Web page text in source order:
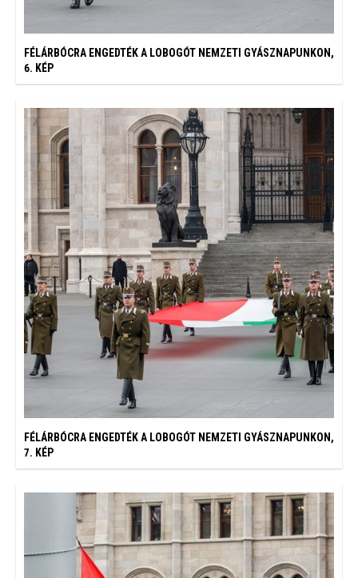
FÉLÁRBÓCRA ENGEDTÉK A LOBOGÓT NEMZETI GYÁSZNAPUNKON,
6. KÉP
FÉLÁRBÓCRA ENGEDTÉK A LOBOGÓT NEMZETI GYÁSZNAPUNKON,
7. KÉP